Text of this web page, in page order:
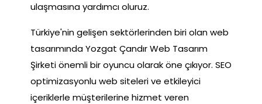
ulaşmasına yardımcı oluruz.
Türkiye'nin gelişen sektörlerinden biri olan web
tasarımında Yozgat Çandır Web Tasarım
Şirketi önemli bir oyuncu olarak öne çıkıyor. SEO
optimizasyonlu web siteleri ve etkileyici
içeriklerle müşterilerine hizmet veren